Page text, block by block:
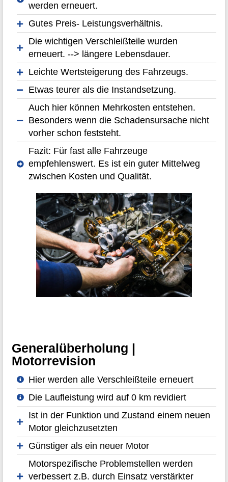
werden erneuert.
Gutes Preis- Leistungsverhältnis.
Die wichtigen Verschleißteile wurden
erneuert. --> längere Lebensdauer.
Leichte Wertsteigerung des Fahrzeugs.
Etwas teurer als die Instandsetzung.
Auch hier können Mehrkosten entstehen.
Besonders wenn die Schadensursache nicht
vorher schon feststeht.
Fazit: Für fast alle Fahrzeuge
empfehlenswert. Es ist ein guter Mittelweg
zwischen Kosten und Qualität.
Generalüberholung |
Motorrevision
Hier werden alle Verschleißteile erneuert
Die Laufleistung wird auf 0 km revidiert
Ist in der Funktion und Zustand einem neuen
Motor gleichzusetzten
Günstiger als ein neuer Motor
Motorspezifische Problemstellen werden
verbessert z.B. durch Einsatz verstärkter